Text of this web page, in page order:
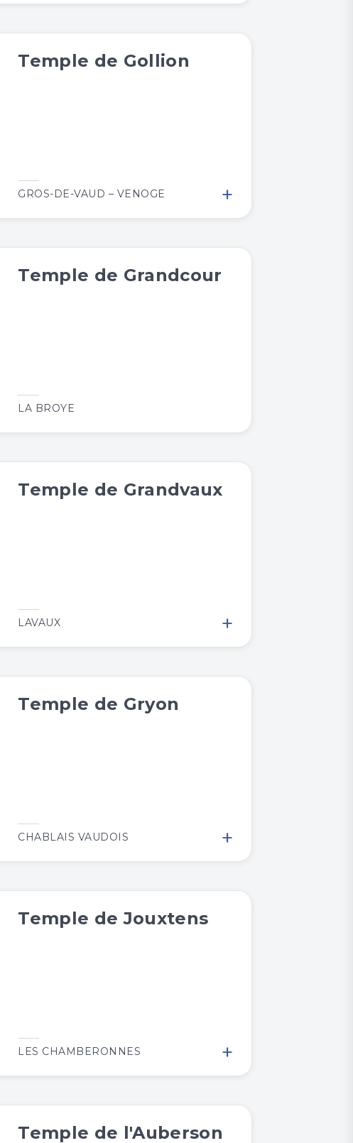
Temple de Gollion
GROS-DE-VAUD – VENOGE +
Temple de Grandcour
LA BROYE
Temple de Grandvaux
LAVAUX +
Temple de Gryon
CHABLAIS VAUDOIS +
Temple de Jouxtens
LES CHAMBERONNES +
Temple de l'Auberson